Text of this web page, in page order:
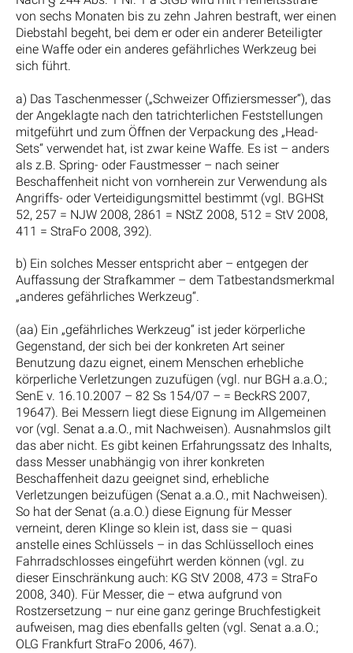
von sechs Monaten bis zu zehn Jahren bestraft, wer einen
Diebstahl begeht, bei dem er oder ein anderer Beteiligter
eine Waffe oder ein anderes gefährliches Werkzeug bei
sich führt.
a) Das Taschenmesser („Schweizer Offiziersmesser“), das
der Angeklagte nach den tatrichterlichen Feststellungen
mitgeführt und zum Öffnen der Verpackung des „Head-
Sets“ verwendet hat, ist zwar keine Waffe. Es ist – anders
als z.B. Spring- oder Faustmesser – nach seiner
Beschaffenheit nicht von vornherein zur Verwendung als
Angriffs- oder Verteidigungsmittel bestimmt (vgl. BGHSt
52, 257 = NJW 2008, 2861 = NStZ 2008, 512 = StV 2008,
411 = StraFo 2008, 392).
b) Ein solches Messer entspricht aber – entgegen der
Auffassung der Strafkammer – dem Tatbestandsmerkmal
„anderes gefährliches Werkzeug“.
(aa) Ein „gefährliches Werkzeug“ ist jeder körperliche
Gegenstand, der sich bei der konkreten Art seiner
Benutzung dazu eignet, einem Menschen erhebliche
körperliche Verletzungen zuzufügen (vgl. nur BGH a.a.O.;
SenE v. 16.10.2007 – 82 Ss 154/07 – = BeckRS 2007,
19647). Bei Messern liegt diese Eignung im Allgemeinen
vor (vgl. Senat a.a.O., mit Nachweisen). Ausnahmslos gilt
das aber nicht. Es gibt keinen Erfahrungssatz des Inhalts,
dass Messer unabhängig von ihrer konkreten
Beschaffenheit dazu geeignet sind, erhebliche
Verletzungen beizufügen (Senat a.a.O., mit Nachweisen).
So hat der Senat (a.a.O.) diese Eignung für Messer
verneint, deren Klinge so klein ist, dass sie – quasi
anstelle eines Schlüssels – in das Schlüsselloch eines
Fahrradschlosses eingeführt werden können (vgl. zu
dieser Einschränkung auch: KG StV 2008, 473 = StraFo
2008, 340). Für Messer, die – etwa aufgrund von
Rostzersetzung – nur eine ganz geringe Bruchfestigkeit
aufweisen, mag dies ebenfalls gelten (vgl. Senat a.a.O.;
OLG Frankfurt StraFo 2006, 467).